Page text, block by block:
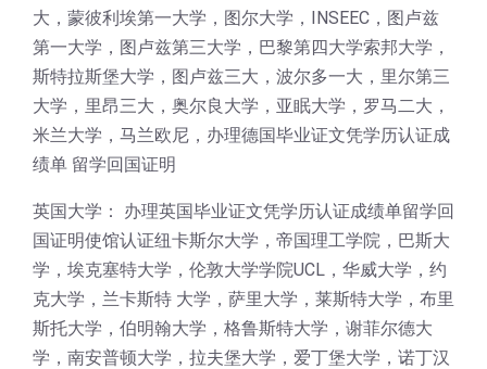
大，蒙彼利埃第一大学，图尔大学，INSEEC，图卢兹
第一大学，图卢兹第三大学，巴黎第四大学索邦大学，
斯特拉斯堡大学，图卢兹三大，波尔多一大，里尔第三
大学，里昂三大，奥尔良大学，亚眠大学，罗马二大，
米兰大学，马兰欧尼，办理德国毕业证文凭学历认证成
绩单 留学回国证明
英国大学： 办理英国毕业证文凭学历认证成绩单留学回
国证明使馆认证纽卡斯尔大学，帝国理工学院，巴斯大
学，埃克塞特大学，伦敦大学学院UCL，华威大学，约
克大学，兰卡斯特 大学，萨里大学，莱斯特大学，布里
斯托大学，伯明翰大学，格鲁斯特大学，谢菲尔德大
学，南安普顿大学，拉夫堡大学，爱丁堡大学，诺丁汉